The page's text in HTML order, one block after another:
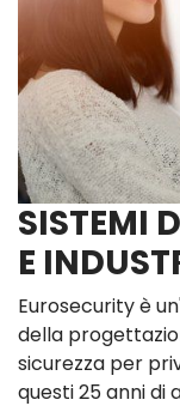
SISTEMI
E
Eurosecurity è
della
sicurezza per
questi 25 anni di